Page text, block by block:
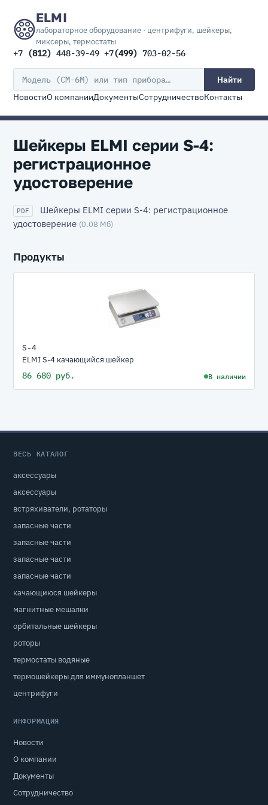
ELMI
лабораторное оборудование · центрифуги, шейкеры,
миксеры, термостаты
+7 (812) 448-39-49 +7(499) 703-02-56
Найти
НовостиО компанииДокументыСотрудничествоКонтакты
Шейкеры ELMI серии S-4:
регистрационное
удостоверение
PDF
Шейкеры ELMI серии S-4: регистрационное
удостоверение (0.08 Мб)
Продукты
S-4
ELMI S-4 качающийся шейкер
86 680 руб. В наличии
ВЕСЬ КАТАЛОГ
аксессуары
аксессуары
встряхиватели, ротаторы
запасные части
запасные части
запасные части
запасные части
качающиюся шейкеры
магнитные мешалки
орбитальные шейкеры
роторы
термостаты водяные
термошейкеры для иммунопланшет
центрифуги
ИНФОРМАЦИЯ
Новости
О компании
Документы
Сотрудничество